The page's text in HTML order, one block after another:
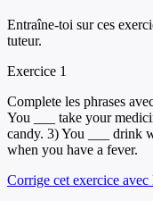
Entraîne-toi sur ces
tuteur.
Exercice 1
Complete les phrases
You ___ take your
candy. 3) You ___ drink
when you have a fever.
Corrige cet exercice